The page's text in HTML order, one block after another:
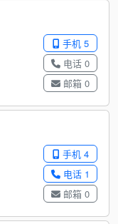
手机 5
电话 0
邮箱 0
手机 4
电话 1
邮箱 0